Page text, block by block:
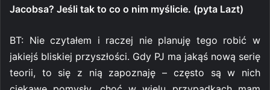
Jacobsa? Jeśli tak to co o nim myślicie. (pyta Lazt)
BT: Nie czytałem i raczej nie planuję tego robić w
jakiejś bliskiej przyszłości. Gdy PJ ma jakąś nową serię
teorii, to się z nią zapoznaję – często są w nich